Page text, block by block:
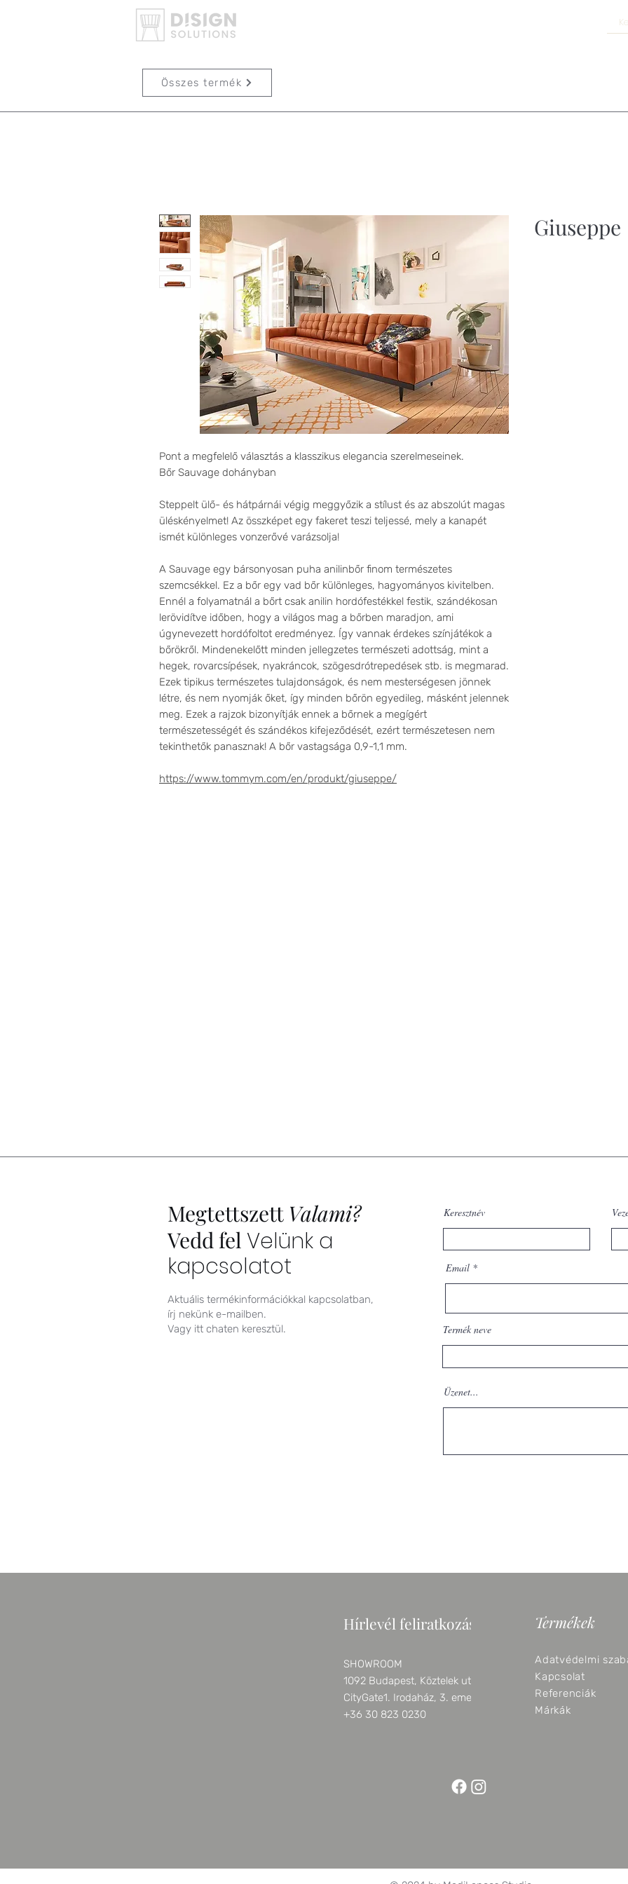
Pont a megfelelő választás a klasszikus elegancia szerelmeseinek.
Bőr Sauvage dohányban
Steppelt ülő- és hátpárnái végig meggyőzik a stílust és az abszolút magas
üléskényelmet! Az összképet egy fakeret teszi teljessé, mely a kanapét
ismét különleges vonzerővé varázsolja!
A Sauvage egy bársonyosan puha anilinbőr finom természetes
szemcsékkel. Ez a bőr egy vad bőr különleges, hagyományos kivitelben.
Ennél a folyamatnál a bőrt csak anilin hordófestékkel festik, szándékosan
lerövidítve időben, hogy a világos mag a bőrben maradjon, ami
úgynevezett hordófoltot eredményez. Így vannak érdekes színjátékok a
bőrökről. Mindenekelőtt minden jellegzetes természeti adottság, mint a
hegek, rovarcsípések, nyakráncok, szögesdrótrepedések stb. is megmarad.
Ezek tipikus természetes tulajdonságok, és nem mesterségesen jönnek
létre, és nem nyomják őket, így minden bőrön egyedileg, másként jelennek
meg. Ezek a rajzok bizonyítják ennek a bőrnek a megígért
természetességét és szándékos kifejeződését, ezért természetesen nem
tekinthetők panasznak! A bőr vastagsága 0,9-1,1 mm.
https://www.tommym.com/en/produkt/giuseppe/
Giuseppe
Összes termék
Megtettszett Valami?
Vedd fel Velünk a
kapcsolatot
Aktuális termékinformációkkal kapcsolatban,
írj nekünk e-mailben.
Vagy itt chaten keresztül.
Keresztnév
Email
Termék neve
Üzenet...
Hírlevél feliratkozás
SHOWROOM
1092 Budapest, Köztelek utca 6.
CityGate1. Irodaház, 3. emelet
+36 30 823 0230
Termékek
Adatvédelmi
Kapcsolat
Referenciák
Márkák